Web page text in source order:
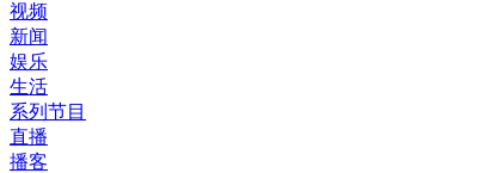
视频
新闻
娱乐
生活
系列节目
直播
播客